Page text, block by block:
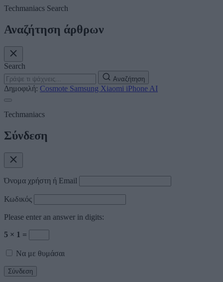
Techmaniacs Search
Αναζήτηση άρθρων
Search
Αναζήτηση
Δημοφιλή: Cosmote Samsung Xiaomi iPhone AI
Techmaniacs
Σύνδεση
Όνομα χρήστη ή Email
Κωδικός
Please enter an answer in digits:
5 × 1 =
Να με θυμάσαι